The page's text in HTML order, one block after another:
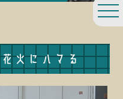
火にハマる